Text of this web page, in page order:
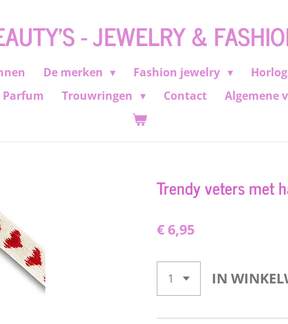
- JEWELRY &
De merken Fashion jewelry
Parfum Trouwringen Contact Algemene
Trendy veters met
€ 6,95
IN